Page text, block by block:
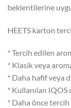
beklentilerine
HEETS karton
* Tercih edilen
* Klasik veya
* Daha hafif veya
* Kullanılan IQOS
* Daha önce